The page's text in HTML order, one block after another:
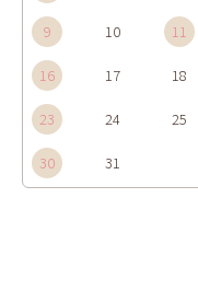
9 10 11
16 17 18
23 24 25
30 31